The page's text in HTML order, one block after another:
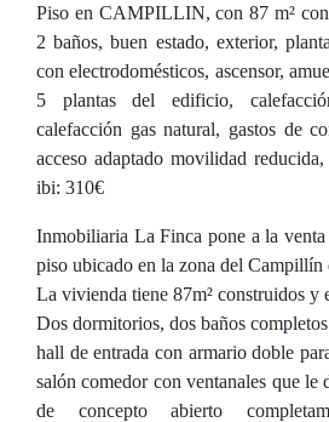
Piso en CAMPILLIN, con 87 m²
2 baños, buen estado, exterior,
con electrodomésticos, ascensor,
5 plantas del edificio,
calefacción gas natural, gastos de
acceso adaptado movilidad
ibi: 310€
Inmobiliaria La Finca pone a la
piso ubicado en la zona del Campillín
La vivienda tiene 87m² construidos y
Dos dormitorios, dos baños
hall de entrada con armario doble
salón comedor con ventanales que le
de concepto abierto